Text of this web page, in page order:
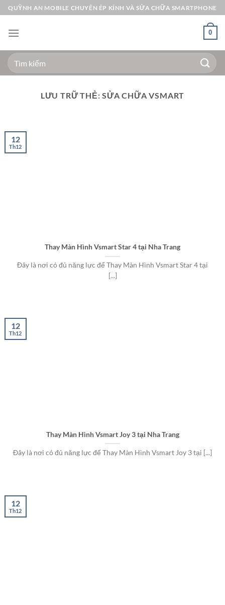
Bỏ
qua
nội
QUỲNH AN MOBILE CHUYÊN ÉP KÍNH VÀ SỬA CHỮA SMARTPHONE
0
Tìm
kiếm:
LƯU TRỮ THẺ:SỬA CHỮA VSMART
Thay Màn Hình Vsmart Star 4 tại Nha Trang
Đây là nơi có đủ năng lực để Thay Màn Hình Vsmart Star 4 tại
[...]
12
Th12
Thay Màn Hình Vsmart Joy 3 tại Nha Trang
Đây là nơi có đủ năng lực để Thay Màn Hình Vsmart Joy 3 tại [...]
12
Th12
12
Th12